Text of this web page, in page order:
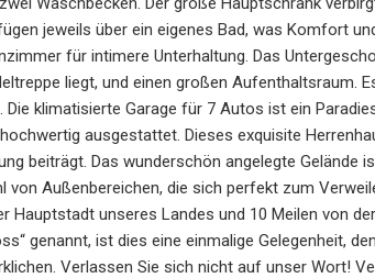
jeweils über ein eigenes Bad, was Komfort
für intimere Unterhaltung. Das
liegt, und einen großen Aufenthaltsraum.
klimatisierte Garage für 7 Autos ist ein
ausgestattet. Dieses exquisite
beiträgt. Das wunderschön angelegte Gelände
von Außenbereichen, die sich perfekt zum
Hauptstadt unseres Landes und 10 Meilen von
genannt, ist dies eine einmalige Gelegenheit,
Verlassen Sie sich nicht auf unser Wort!